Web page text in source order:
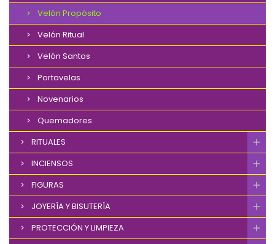
Velón Propósito
Velón Ritual
Velón Santos
Portavelas
Novenarios
Quemadores
RITUALES
INCIENSOS
FIGURAS
JOYERÍA Y BISUTERÍA
PROTECCIÓN Y LIMPIEZA